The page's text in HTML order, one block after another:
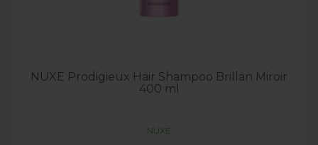
NUXE Prodigieux Hair Shampoo Brillan Miroir
400 ml
NUXE